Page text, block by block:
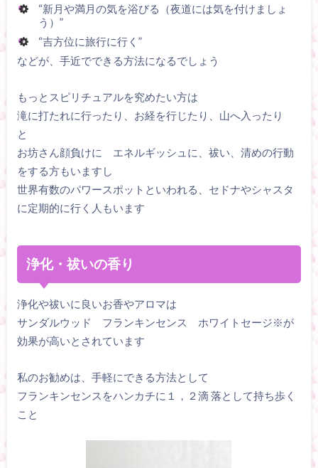
“新月や満月の気を浴びる（夜道には気を付けましょ
う）”
“吉方位に旅行に行く”
などが、手近でできる方法になるでしょう
もっとスピリチュアルを究めたい方は
滝に打たれに行ったり、お経を行じたり、山へ入ったり
と
お坊さん顔負けに エネルギッシュに、祓い、清めの行動
をする方もいますし
世界有数のパワースポットといわれる、セドナやシャスタ
に定期的に行く人もいます
浄化・祓いの香り
浄化や祓いに良いお香やアロマは
サンダルウッド フランキンセンス ホワイトセージ※が
効果が高いとされています
私のお勧めは、手軽にできる方法として
フランキンセンスをハンカチに１，２滴 落として持ち歩く
こと